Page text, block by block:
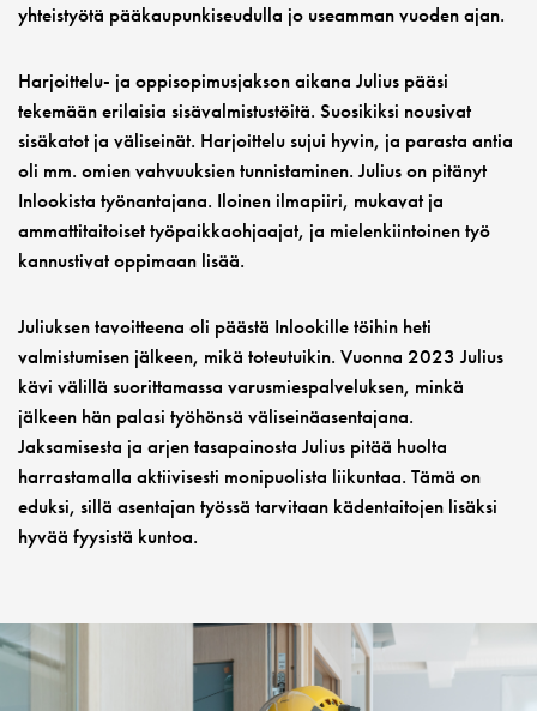
yhteistyötä pääkaupunkiseudulla jo useamman vuoden ajan.
Harjoittelu- ja oppisopimusjakson aikana Julius pääsi
tekemään erilaisia sisävalmistustöitä. Suosikiksi nousivat
sisäkatot ja väliseinät. Harjoittelu sujui hyvin, ja parasta antia
oli mm. omien vahvuuksien tunnistaminen. Julius on pitänyt
Inlookista työnantajana. Iloinen ilmapiiri, mukavat ja
ammattitaitoiset työpaikkaohjaajat, ja mielenkiintoinen työ
kannustivat oppimaan lisää.
Juliuksen tavoitteena oli päästä Inlookille töihin heti
valmistumisen jälkeen, mikä toteutuikin. Vuonna 2023 Julius
kävi välillä suorittamassa varusmiespalveluksen, minkä
jälkeen hän palasi työhönsä väliseinäasentajana.
Jaksamisesta ja arjen tasapainosta Julius pitää huolta
harrastamalla aktiivisesti monipuolista liikuntaa. Tämä on
eduksi, sillä asentajan työssä tarvitaan kädentaitojen lisäksi
hyvää fyysistä kuntoa.